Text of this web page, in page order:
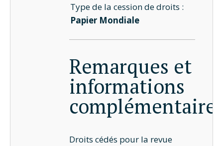
Type de la cession de droits :
Papier Mondiale
Remarques et
informations
Droits cédés pour la revue